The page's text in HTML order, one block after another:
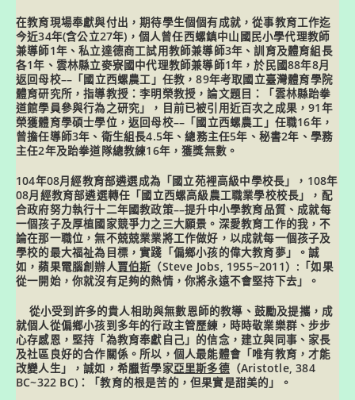
在教育現場奉獻與付出，期待學生個個有成就，從事教育工作迄
今近34年(含公立27年)，個人曾任西螺鎮中山國民小學代理教師
兼導師1年、私立達德商工試用教師兼導師3年、訓育及體育組長
各1年、 雲林縣立麥寮國中代理教師兼導師1年，於民國88年8月
返回母校–– 「國立西螺農工 」任教，89年考取國立臺灣體育學院
體育研究所 ，指導教授：李明榮教授，論文題目：「雲林縣跆拳
道館學員參與行為之研究」，目前已被引用近百次之成果 ，91年
榮獲體育學碩士學位，返回母校–– 「國立西螺農工 」任職16年，
曾擔任導師3年、 衛生組長4.5年、總務主任5年、 秘書2年、 學務
主任2年及跆拳道隊總教練16年，獲獎無數。
104年08月經教育部遴選成為「國立苑裡高級中學校長」，108年
08月經教育部遴選轉任「國立西螺高級農工職業學校校長」，配
合政府努力執行十二年國教政策––提升中小學教育品質、成就每
一個孩子及厚植國家競爭力之三大願景。深愛教育工作的我，不
論在那一職位，無不兢兢業業將工作做好，以成就每一個孩子及
學校的最大福祉為目標，實踐「偏鄉小孩的偉大教育夢」。誠
如，蘋果電腦創辦人賈伯斯 （Steve Jobs, 1955~2011）:「如果
從一開始，你就沒有足夠的熱情，你將永遠不會堅持下去」
。
從小受到許多的貴人相助與無數恩師的教導、鼓勵及提攜， 成
就個人從偏鄉小孩到多年的行政主管歷練 ，時時敬業樂群、步步
心存感恩，堅持「為教育奉獻自己」的信念，建立與同事、家長
及社區良好的合作關係。所以，個人最能體會「唯有教育，才能
改變人生」，誠如， 希臘哲學家亞里斯多德（Aristotle, 384
BC~322 BC)：「教育的根是苦的，但果實是甜美的」
。